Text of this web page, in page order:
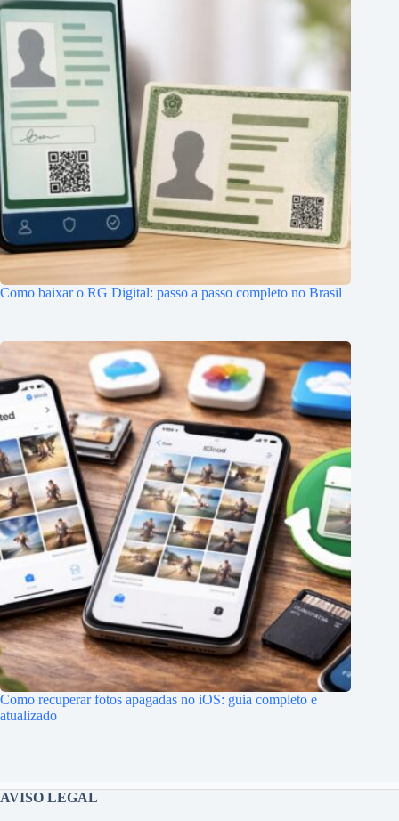
Como baixar o RG Digital: passo a passo completo no Brasil
Como recuperar fotos apagadas no iOS: guia completo e
atualizado
AVISO LEGAL